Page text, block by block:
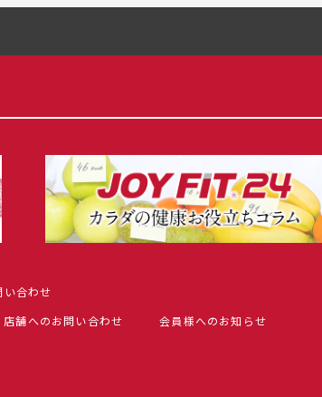
合わせ
店舗へのお問い合わせ
会員様へのお知らせ